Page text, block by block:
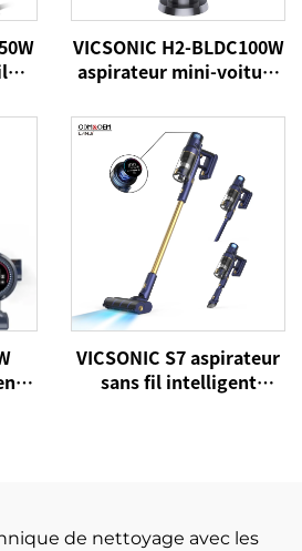
VICSONIC H2-BLDC100W
aspirateur mini-voiture
VICSONIC S7 aspirateur
sans fil intelligent
de nettoyage avec les